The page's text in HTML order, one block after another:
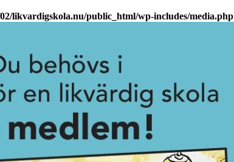
likvardigskola.nu/public_html/wp-includes/media.php